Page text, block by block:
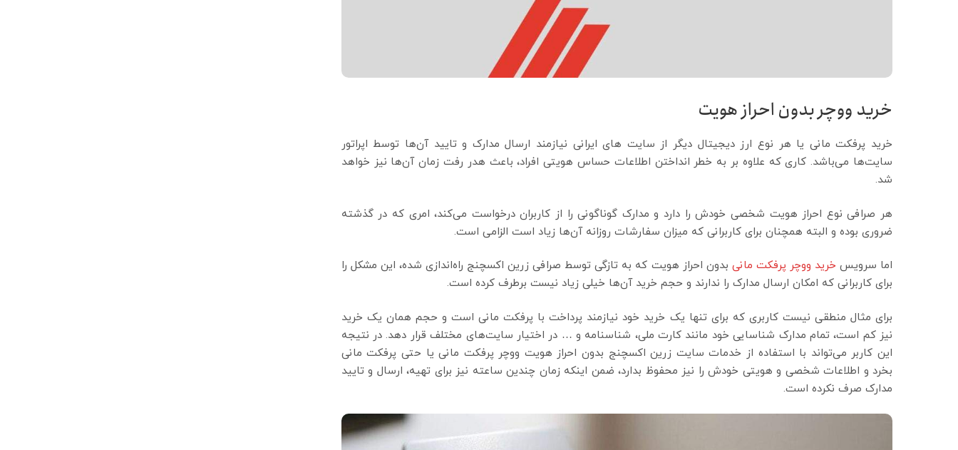
خرید ووچر بدون احراز هویت
خرید پرفکت مانی یا هر نوع ارز دیجیتال دیگر از سایت های ایرانی نیازمند ارسال مدارک و تایید آن‌ها توسط اپراتور
سایت‌ها می‌باشد. کاری که علاوه بر به خطر انداختن اطلاعات حساس هویتی افراد، باعث هدر رفت زمان آن‌ها نیز خواهد
شد.
هر صرافی نوع احراز هویت شخصی خودش را دارد و مدارک گوناگونی را از کاربران درخواست می‌کند، امری که در گذشته
ضروری بوده و البته همچنان برای کاربرانی که میزان سفارشات روزانه آن‌ها زیاد است الزامی است.
اما سرویس خرید ووچر پرفکت مانی بدون احراز هویت که به تازگی توسط صرافی زرین اکسچنج راه‌اندازی شده، این مشکل را
برای کاربرانی که امکان ارسال مدارک را ندارند و حجم خرید آن‌ها خیلی زیاد نیست برطرف کرده است.
برای مثال منطقی نیست کاربری که برای تنها یک خرید خود نیازمند پرداخت با پرفکت مانی است و حجم همان یک خرید
نیز کم است، تمام مدارک شناسایی خود مانند کارت ملی، شناسنامه و … در اختیار سایت‌های مختلف قرار دهد. در نتیجه
این کاربر می‌تواند با استفاده از خدمات سایت زرین اکسچنج بدون احراز هویت ووچر پرفکت مانی یا حتی پرفکت مانی
بخرد و اطلاعات شخصی و هویتی خودش را نیز محفوظ بدارد، ضمن اینکه زمان چندین ساعته نیز برای تهیه، ارسال و تایید
مدارک صرف نکرده است.